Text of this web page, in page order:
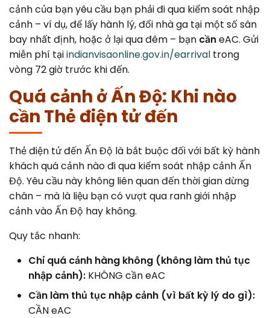
cảnh của bạn yêu cầu bạn phải đi qua kiểm soát nhập
cảnh – ví dụ, để lấy hành lý, đổi nhà ga tại một số sân
bay nhất định, hoặc ở lại qua đêm – bạn cầneAC. Gửi
miễn phí tạiindianvisaonline.gov.in/earrival trong
vòng 72 giờ trước khi đến.
Quá cảnh ở Ấn Độ: Khi nào
cần Thẻ điện tử đến
Thẻ điện tử đến Ấn Độ là bắt buộc đối với bất kỳ hành
khách quá cảnh nào đi qua kiểm soát nhập cảnh Ấn
Độ. Yêu cầu này không liên quan đến thời gian dừng
chân – mà là liệu bạn có vượt qua ranh giới nhập
cảnh vào Ấn Độ hay không.
Quy tắc nhanh:
Chỉ quá cảnh hàng không (không làm thủ tục
nhập cảnh): KHÔNG cần eAC
Cần làm thủ tục nhập cảnh (vì bất kỳ lý do gì):
CẦN eAC